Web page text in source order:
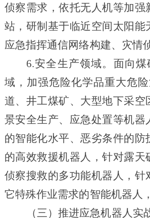
侦察需求，依托无人机等加
站，研制基于临近空间太阳
应急指挥通信网络构建、灾情
6.安全生产领域。面向
域，加强危险化学品重大危
道、井工煤矿、大型地下采
景安全生产、应急处置等机
的智能化水平、恶劣条件的
的高效救援机器人，针对露
侦察搜救的多功能机器人，
它特殊作业需求的智能机器人
（三）推进应急机器人实